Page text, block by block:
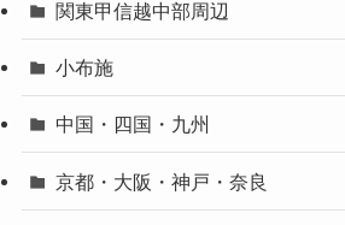
関東甲信越中部周辺
小布施
中国・四国・九州
京都・大阪・神戸・奈良